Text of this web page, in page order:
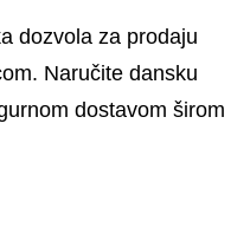
dozvola za prodaju
Naručite dansku
dostavom širom